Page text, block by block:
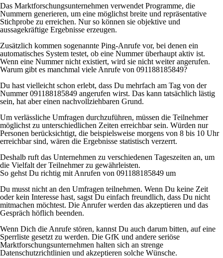
Das Marktforschungsunternehmen verwendet Programme, die
Nummern generieren, um eine möglichst breite und repräsentative
Stichprobe zu erreichen. Nur so können sie objektive und
aussagekräftige Ergebnisse erzeugen.
Zusätzlich kommen sogenannte Ping-Anrufe vor, bei denen ein
automatisches System testet, ob eine Nummer überhaupt aktiv ist.
Wenn eine Nummer nicht existiert, wird sie nicht weiter angerufen.
Warum gibt es manchmal viele Anrufe von 091188185849?
Du hast vielleicht schon erlebt, dass Du mehrfach am Tag von der
Nummer 091188185849 angerufen wirst. Das kann tatsächlich lästig
sein, hat aber einen nachvollziehbaren Grund.
Um verlässliche Umfragen durchzuführen, müssen die Teilnehmer
möglichst zu unterschiedlichen Zeiten erreichbar sein. Würden nur
Personen berücksichtigt, die beispielsweise morgens von 8 bis 10 Uhr
erreichbar sind, wären die Ergebnisse statistisch verzerrt.
Deshalb ruft das Unternehmen zu verschiedenen Tageszeiten an, um
die Vielfalt der Teilnehmer zu gewährleisten.
So gehst Du richtig mit Anrufen von 091188185849 um
Du musst nicht an den Umfragen teilnehmen. Wenn Du keine Zeit
oder kein Interesse hast, sagst Du einfach freundlich, dass Du nicht
mitmachen möchtest. Die Anrufer werden das akzeptieren und das
Gespräch höflich beenden.
Wenn Dich die Anrufe stören, kannst Du auch darum bitten, auf eine
Sperrliste gesetzt zu werden. Die GfK und andere seriöse
Marktforschungsunternehmen halten sich an strenge
Datenschutzrichtlinien und akzeptieren solche Wünsche.